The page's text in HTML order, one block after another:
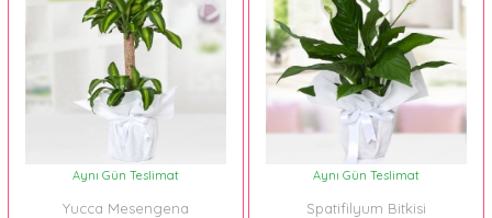
Aynı Gün Teslimat
Yucca Mesengena
Aynı Gün Teslimat
Spatifilyum Bitkisi